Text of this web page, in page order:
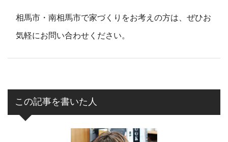
相馬市・南相馬市で家づくりをお考えの方は、ぜひお
気軽にお問い合わせください。
この記事を書いた人